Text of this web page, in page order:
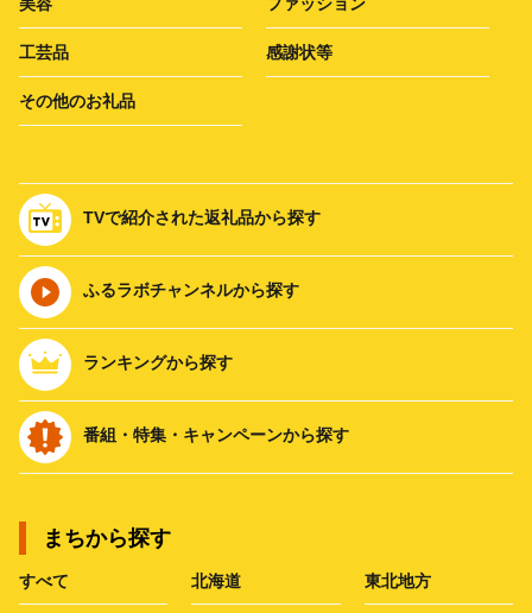
工芸品 感謝状等
その他のお礼品
TVで紹介された返礼品から探す
ふるラボチャンネルから探す
ランキングから探す
番組・特集・キャンペーンから探す
まちから探す
すべて 北海道 東北地方